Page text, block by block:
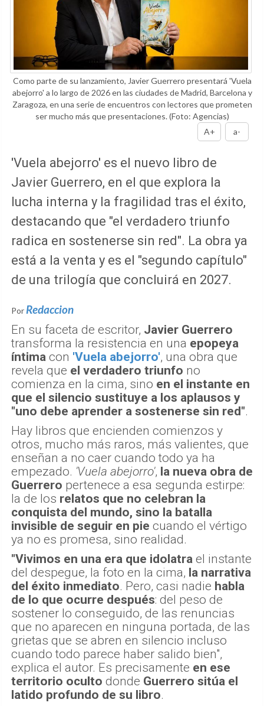
Como parte de su lanzamiento, Javier Guerrero presentará 'Vuela
abejorro' a lo largo de 2026 en las ciudades de Madrid, Barcelona y
Zaragoza, en una serie de encuentros con lectores que prometen
ser mucho más que presentaciones.(Foto: Agencias)
A+
a-
'Vuela abejorro' es el nuevo libro de
Javier Guerrero, en el que explora la
lucha interna y la fragilidad tras el éxito,
destacando que "el verdadero triunfo
radica en sostenerse sin red". La obra ya
está a la venta y es el "segundo capítulo"
de una trilogía que concluirá en 2027.
Por Redaccion
En su faceta de escritor, Javier Guerrero
transforma la resistencia en una epopeya
íntima con 'Vuela abejorro', una obra que
revela que el verdadero triunfo no
comienza en la cima, sino en el instante en
que el silencio sustituye a los aplausos y
"uno debe aprender a sostenerse sin red".
Hay libros que encienden comienzos y
otros, mucho más raros, más valientes, que
enseñan a no caer cuando todo ya ha
empezado. 'Vuela abejorro', la nueva obra de
Guerrero pertenece a esa segunda estirpe:
la de los relatos que no celebran la
conquista del mundo, sino la batalla
invisible de seguir en pie cuando el vértigo
ya no es promesa, sino realidad.
"Vivimos en una era que idolatra el instante
del despegue, la foto en la cima, la narrativa
del éxito inmediato. Pero, casi nadie habla
de lo que ocurre después: del peso de
sostener lo conseguido, de las renuncias
que no aparecen en ninguna portada, de las
grietas que se abren en silencio incluso
cuando todo parece haber salido bien",
explica el autor. Es precisamente en ese
territorio oculto donde Guerrero sitúa el
latido profundo de su libro.